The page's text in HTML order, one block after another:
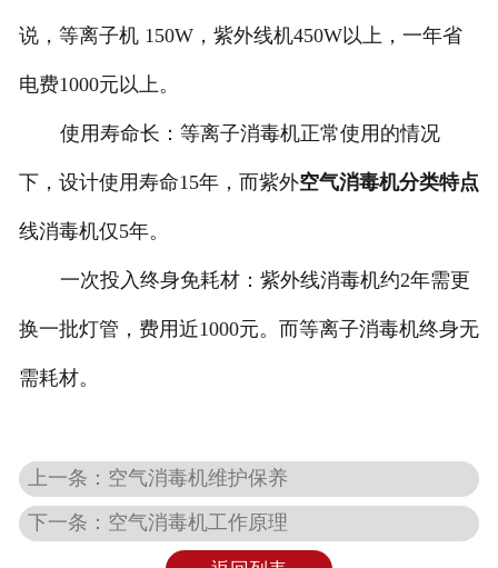
说，等离子机 150W，紫外线机450W以上，一年省
电费1000元以上。
使用寿命长：等离子消毒机正常使用的情况
下，设计使用寿命15年，而紫外空气消毒机分类特点
线消毒机仅5年。
一次投入终身免耗材：紫外线消毒机约2年需更
换一批灯管，费用近1000元。而等离子消毒机终身无
需耗材。
上一条：空气消毒机维护保养
下一条：空气消毒机工作原理